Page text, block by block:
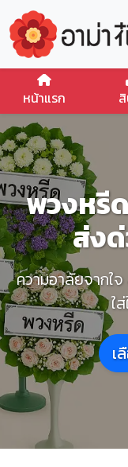
หน้าแรก
พวงหรี
ส่ง
ความอาลัยจากใ
ใ
เ